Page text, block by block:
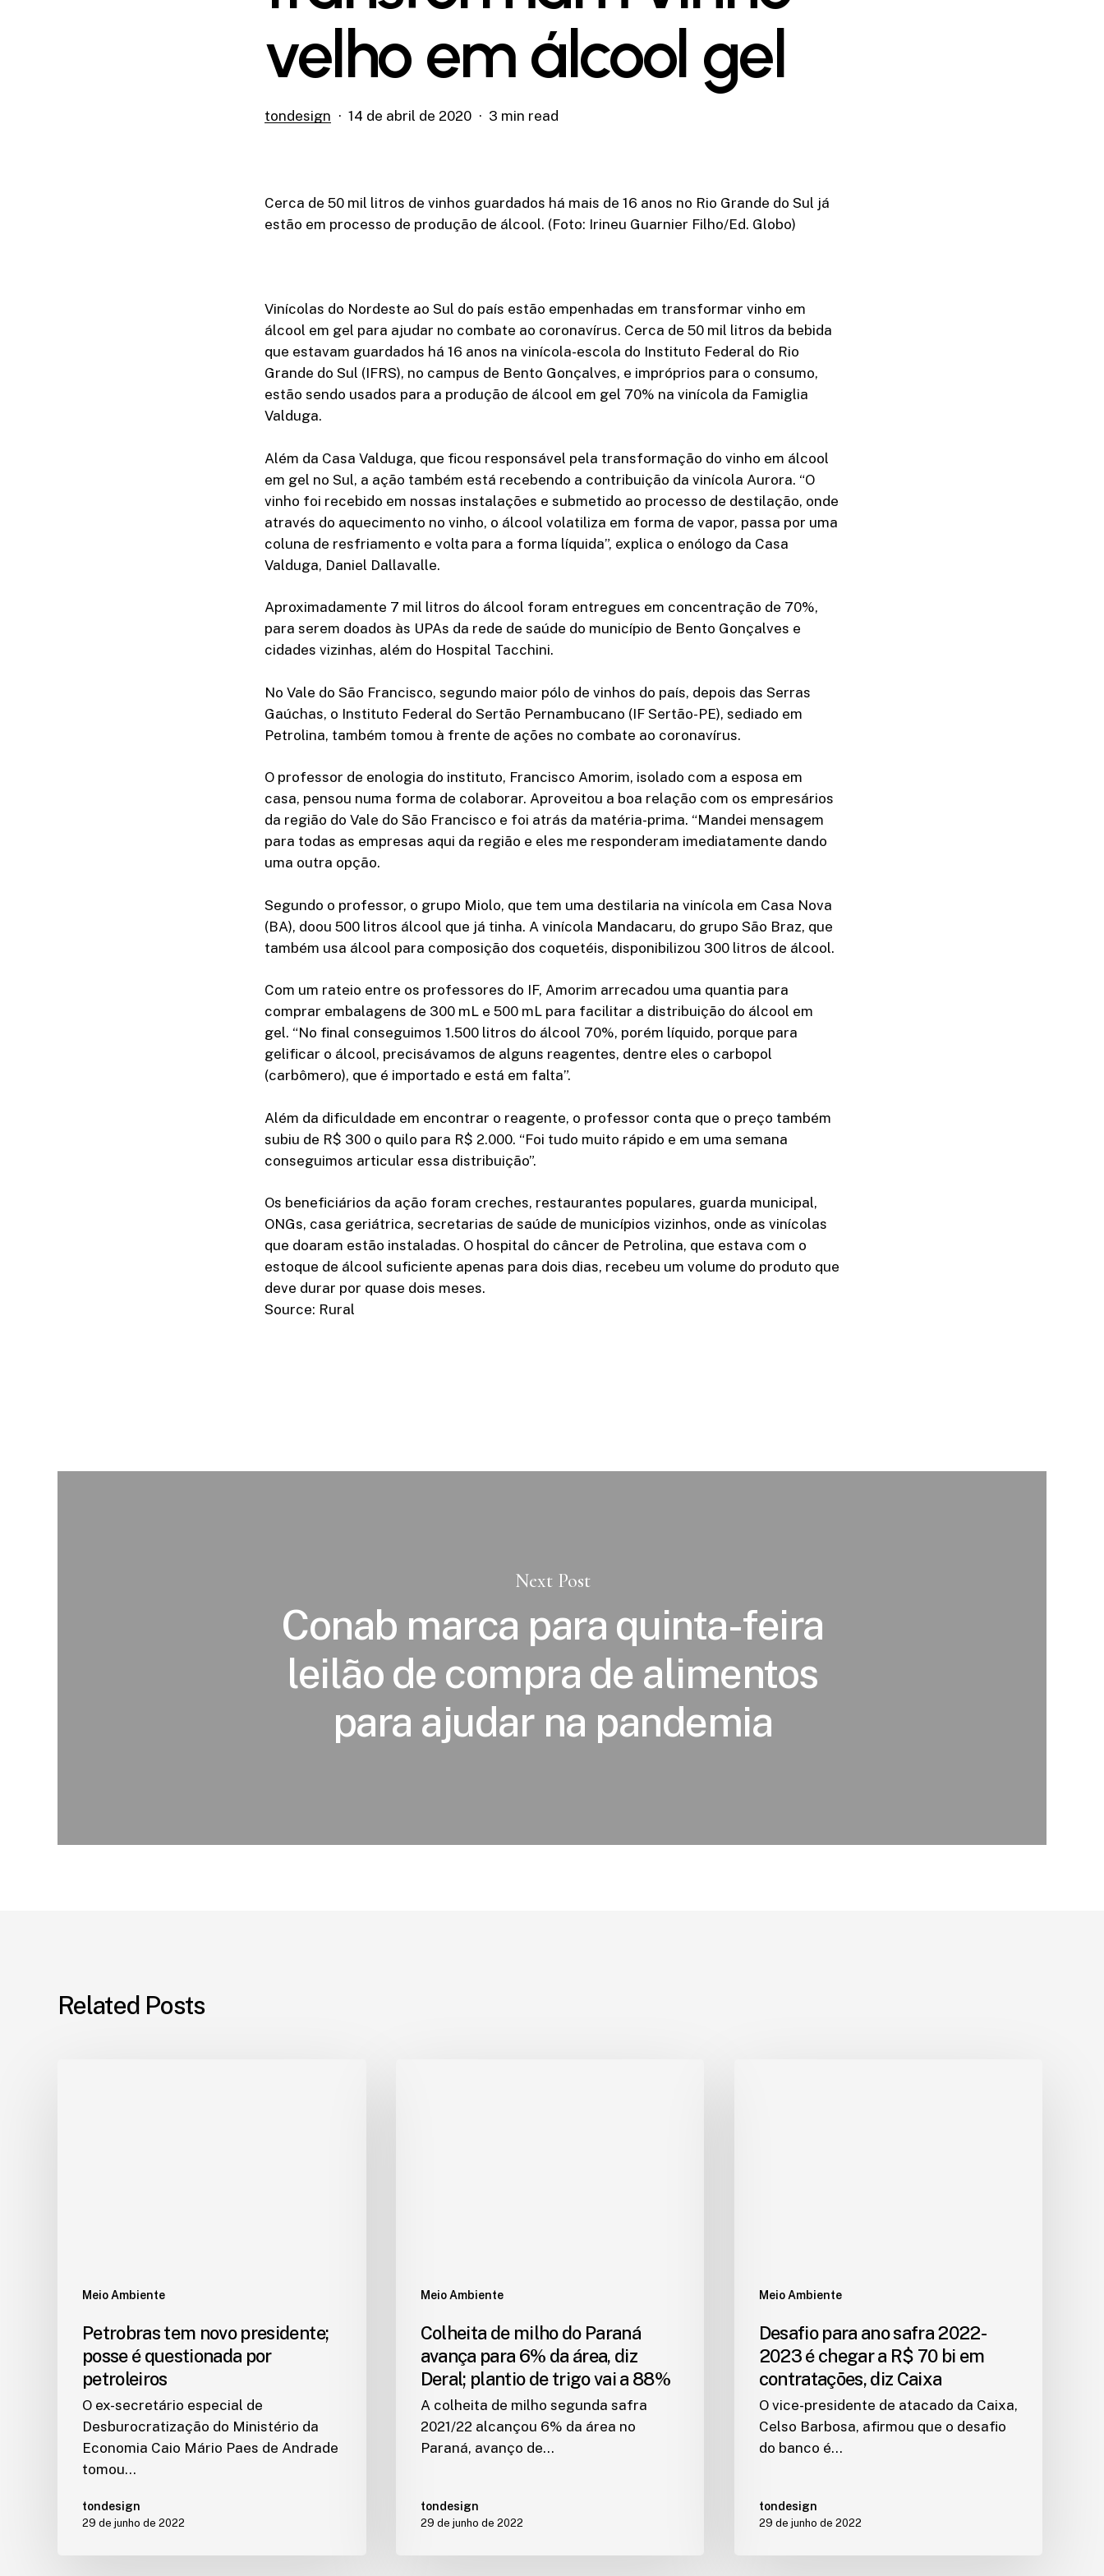
velho em álcool gel
tondesign 14 de abril de 2020 3 min read
Cerca de 50 mil litros de vinhos guardados há mais de 16 anos no Rio Grande do Sul já
estão em processo de produção de álcool. (Foto: Irineu Guarnier Filho/Ed. Globo)
Vinícolas do Nordeste ao Sul do país estão empenhadas em transformar vinho em
álcool em gel para ajudar no combate ao coronavírus. Cerca de 50 mil litros da bebida
que estavam guardados há 16 anos na vinícola-escola do Instituto Federal do Rio
Grande do Sul (IFRS), no campus de Bento Gonçalves, e impróprios para o consumo,
estão sendo usados para a produção de álcool em gel 70% na vinícola da Famiglia
Valduga.
Além da Casa Valduga, que ficou responsável pela transformação do vinho em álcool
em gel no Sul, a ação também está recebendo a contribuição da vinícola Aurora. “O
vinho foi recebido em nossas instalações e submetido ao processo de destilação, onde
através do aquecimento no vinho, o álcool volatiliza em forma de vapor, passa por uma
coluna de resfriamento e volta para a forma líquida”, explica o enólogo da Casa
Valduga, Daniel Dallavalle.
Aproximadamente 7 mil litros do álcool foram entregues em concentração de 70%,
para serem doados às UPAs da rede de saúde do município de Bento Gonçalves e
cidades vizinhas, além do Hospital Tacchini.
No Vale do São Francisco, segundo maior pólo de vinhos do país, depois das Serras
Gaúchas, o Instituto Federal do Sertão Pernambucano (IF Sertão-PE), sediado em
Petrolina, também tomou à frente de ações no combate ao coronavírus.
O professor de enologia do instituto, Francisco Amorim, isolado com a esposa em
casa, pensou numa forma de colaborar. Aproveitou a boa relação com os empresários
da região do Vale do São Francisco e foi atrás da matéria-prima. “Mandei mensagem
para todas as empresas aqui da região e eles me responderam imediatamente dando
uma outra opção.
Segundo o professor, o grupo Miolo, que tem uma destilaria na vinícola em Casa Nova
(BA), doou 500 litros álcool que já tinha. A vinícola Mandacaru, do grupo São Braz, que
também usa álcool para composição dos coquetéis, disponibilizou 300 litros de álcool.
Com um rateio entre os professores do IF, Amorim arrecadou uma quantia para
comprar embalagens de 300 mL e 500 mL para facilitar a distribuição do álcool em
gel. “No final conseguimos 1.500 litros do álcool 70%, porém líquido, porque para
gelificar o álcool, precisávamos de alguns reagentes, dentre eles o carbopol
(carbômero), que é importado e está em falta”.
Além da dificuldade em encontrar o reagente, o professor conta que o preço também
subiu de R$ 300 o quilo para R$ 2.000. “Foi tudo muito rápido e em uma semana
conseguimos articular essa distribuição”.
Os beneficiários da ação foram creches, restaurantes populares, guarda municipal,
ONGs, casa geriátrica, secretarias de saúde de municípios vizinhos, onde as vinícolas
que doaram estão instaladas. O hospital do câncer de Petrolina, que estava com o
estoque de álcool suficiente apenas para dois dias, recebeu um volume do produto que
deve durar por quase dois meses.
Source: Rural
Next Post
Conab marca para quinta-feira
leilão de compra de alimentos
para ajudar na pandemia
Related Posts
Meio Ambiente
Petrobras tem novo presidente;
posse é questionada por
petroleiros
O ex-secretário especial de
Desburocratização do Ministério da
Economia Caio Mário Paes de Andrade
tomou…
tondesign
29 de junho de 2022
Meio Ambiente
Colheita de milho do Paraná
avança para 6% da área, diz
Deral; plantio de trigo vai a 88%
A colheita de milho segunda safra
2021/22 alcançou 6% da área no
Paraná, avanço de…
tondesign
29 de junho de 2022
Meio Ambiente
Desafio para ano safra 2022-
2023 é chegar a R$ 70 bi em
contratações, diz Caixa
O vice-presidente de atacado da Caixa,
Celso Barbosa, afirmou que o desafio
do banco é…
tondesign
29 de junho de 2022